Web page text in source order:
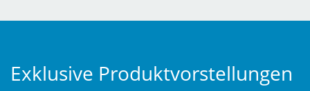
Exklusive Produkt­vorstellungen